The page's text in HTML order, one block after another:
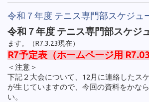
令和７年度 テニス専門部スケジュ
令和７年度 テニス専門部スケジ
ます。（R7.3.23現在）
R7予定表（ホームページ用
＜注意＞
下記２大会について、12月に連絡したス
が生じていますので、今回の資料をかな
い。